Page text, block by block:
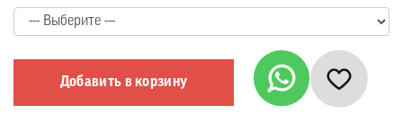
Добавить в корзину